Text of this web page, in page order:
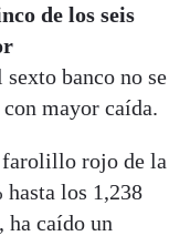
de los seis
sexto banco no se
mayor caída.
farolillo rojo de la
hasta los 1,238
ha caído un